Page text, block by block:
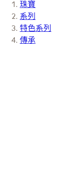
珠寶
系列
特色系列
傳承